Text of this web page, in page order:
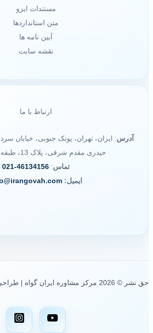
مستندات ایزو
متن استانداردها
آیین نامه ها
نقشه سایت
ارتباط با ما
آدرس: ایران، تهران، پونک جنوبی، خیابان
حیدری مقدم شرقی، پلاک 13، طبقه 7، واحد 26
تماس:
46134156-021
ایمیل:
حق نشر © 2026 مرکز مشاوره ایران گواه | طراحی و توسعه: محمد طاهری